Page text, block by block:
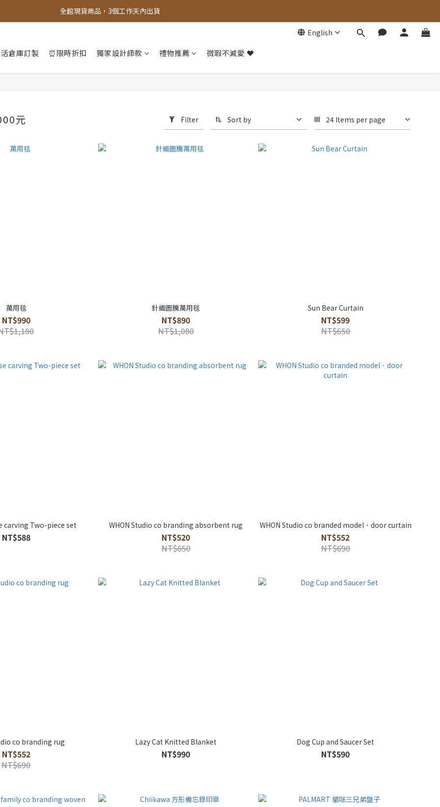
全館，滿888超取免運｜滿1500宅配免運
全館現貨商品，3個工作天內出貨
English
倉庫訂製 ⏰限時折扣 獨家設計師款 禮物推薦 微瑕不減愛 ❤️
元 Filter Sort by 24 Items per page
萬用毯
NT$990
針織圖騰萬用毯
NT$890
NT$1,080
Sun Bear Curtain
NT$599
NT$650
carving Two-piece set
NT$588
WHON Studio co branding absorbent rug
NT$520
NT$650
WHON Studio co branded model．door curtain
NT$552
NT$690
co branding rug
NT$552
NT$690
Lazy Cat Knitted Blanket
NT$990
Dog Cup and Saucer Set
NT$590